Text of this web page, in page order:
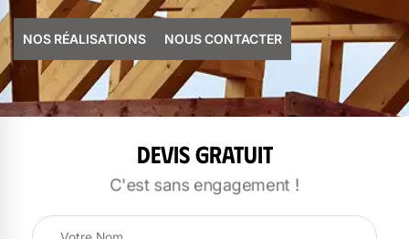
NOS RÉALISATIONS NOUS CONTACTER
Devis gratuit
C'est sans engagement !